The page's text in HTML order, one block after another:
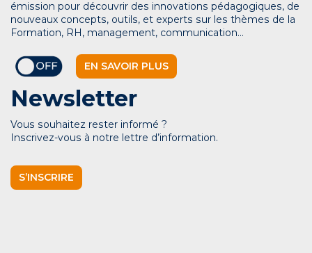
émission pour découvrir des innovations pédagogiques, de
nouveaux concepts, outils, et experts sur les thèmes de la
Formation, RH, management, communication…
EN SAVOIR PLUS
Newsletter
Vous souhaitez rester informé ?
Inscrivez-vous à notre lettre d’information.
S’INSCRIRE